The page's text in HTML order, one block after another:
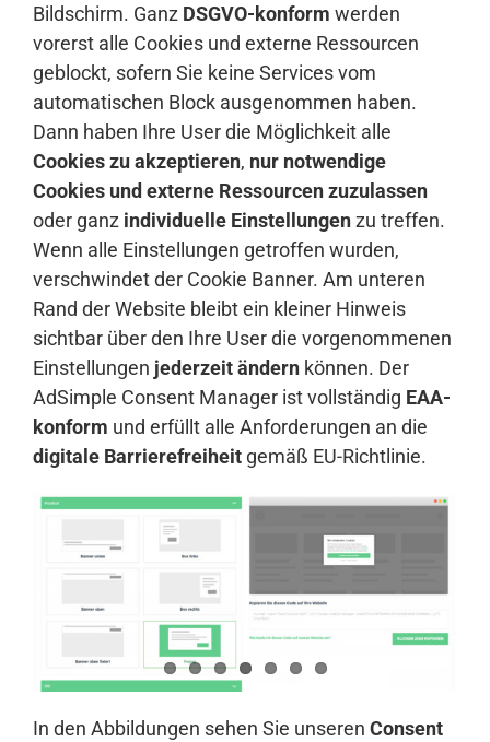
Bildschirm. Ganz DSGVO-konform werden
vorerst alle Cookies und externe Ressourcen
geblockt, sofern Sie keine Services vom
automatischen Block ausgenommen haben.
Dann haben Ihre User die Möglichkeit alle
Cookies zu akzeptieren, nur notwendige
Cookies und externe Ressourcen zuzulassen
oder ganz individuelle Einstellungenzu treffen.
Wenn alle Einstellungen getroffen wurden,
verschwindet der Cookie Banner. Am unteren
Rand der Website bleibt ein kleiner Hinweis
sichtbar über den Ihre User die vorgenommenen
Einstellungen jederzeit ändern können. Der
AdSimple Consent Manager ist vollständig EAA-
konform und erfüllt alle Anforderungen an die
digitale Barrierefreiheit gemäß EU-Richtlinie.
In den Abbildungen sehen Sie unseren Consent